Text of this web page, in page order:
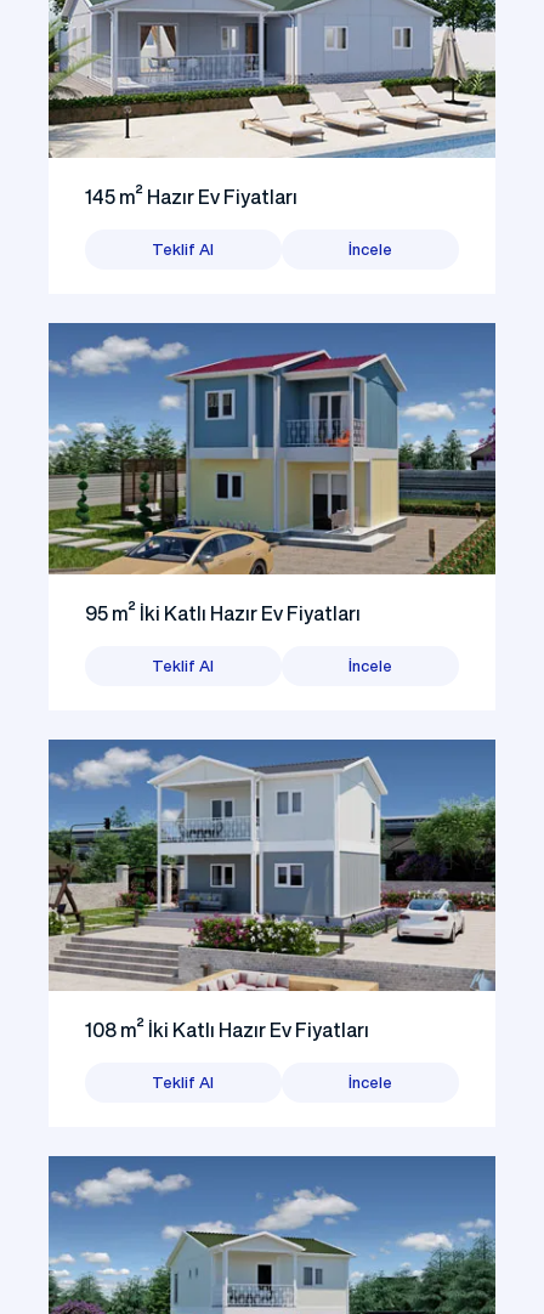
145 m² Hazır Ev Fiyatları
Teklif Al İncele
95 m² İki Katlı Hazır Ev Fiyatları
Teklif Al İncele
108 m² İki Katlı Hazır Ev Fiyatları
Teklif Al İncele